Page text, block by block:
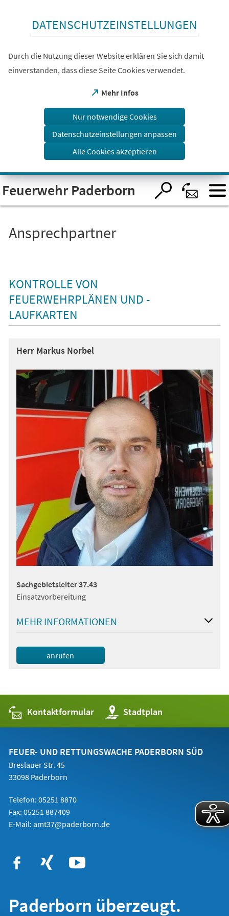
Visuelle
Assistenzsoftware
öffnen.
DATENSCHUTZEINSTELLUNGEN
Durch die Nutzung dieser Website erklären Sie sich damit
einverstanden, dass diese Seite Cookies verwendet.
Mehr Infos
(Öffnet
einem
Tab)
Nur notwendige Cookies
Datenschutzeinstellungen anpassen
Alle Cookies akzeptieren
Feuerwehr Paderborn
Ansprechpartner
KONTROLLE VON
FEUERWEHRPLÄNEN UND -
LAUFKARTEN
Herr Markus Norbel
Sachgebietsleiter 37.43
Einsatzvorbereitung
MEHR INFORMATIONEN
anrufen
Kontaktformular Stadtplan
(Öffnet
in
einem
Tab)
FEUER- UND RETTUNGSWACHE PADERBORN SÜD
Breslauer Str. 45
33098 Paderborn
Telefon: 05251 8870
Fax: 05251 887409
E-Mail: amt37@paderborn.de
Paderborn überzeugt.